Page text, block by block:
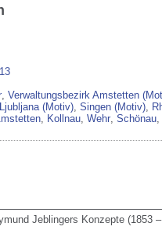
, Verwaltungsbezirk Amstetten
Ljubljana (Motiv), Singen (Motiv),
, Kollnau, Wehr, Schönau,
Jeblingers Konzepte (1853